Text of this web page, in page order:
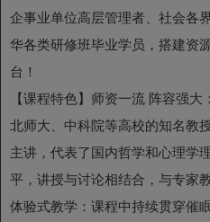
企事业单位高层管理者、社会各
华各类研修班毕业学员，搭建资
台！
【课程特色】师资一流 阵容强大
北师大、中科院等高校的知名教
主讲，代表了国内哲学和心理学
平，讲授与讨论相结合，与专家
体验式教学：课程中持续贯穿催